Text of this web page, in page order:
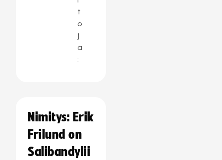
t
o
j
a
:
Nimitys: Erik
Frilund on
Salibandylii